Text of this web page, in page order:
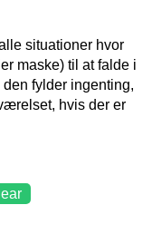
situationer hvor
maske) til at falde i
fylder ingenting,
hvis der er